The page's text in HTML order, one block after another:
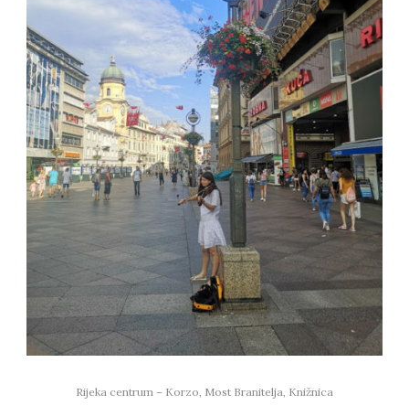
Rijeka centrum – Korzo, Most Branitelja, Knižnica